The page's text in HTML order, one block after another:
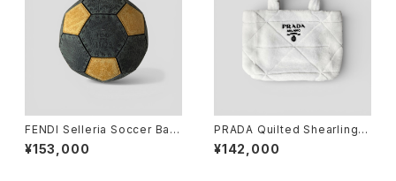
FENDI Selleria Soccer Ball
11/23 Leather Gray Yellow
¥153,000
PRADA Quilted Shearling T
ote Bag Dyed Sheep Fur
White
¥142,000